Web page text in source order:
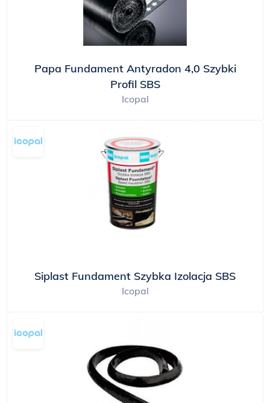
się na stronie firmowej.
Papa Fundament Antyradon 4,0 Szybki
Profil SBS
Icopal
Siplast Fundament Szybka Izolacja SBS
Icopal